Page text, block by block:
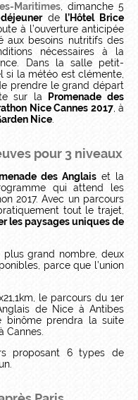
Maritimes , dimanche 5
de l’Hôtel Brice
à l’ouverture anticipée
aux besoins nutritifs des
nécessaires à la
Dans la salle petit-
si la météo est clémente,
prendre le grand départ
sur la
Promenade des
Nice Cannes 2017, à
Nice
pour 3 niveaux
des Anglais et la
qui attend les
2017. Avec un parcours
tout le trajet,
les paysages uniques de
grand nombre, deux
parce que l’union
le parcours du 1er
de Nice à Antibes
binôme prendra la suite
Cannes.
proposant 6 types de